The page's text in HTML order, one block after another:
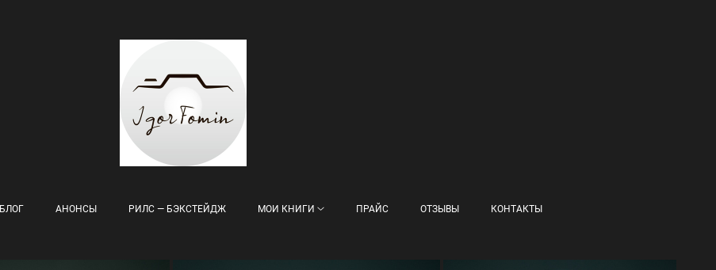
БЛОГ АНОНСЫ РИЛС — БЭКСТЕЙДЖ МОИ КНИГИ ПРАЙС ОТЗЫВЫ КОНТАКТЫ